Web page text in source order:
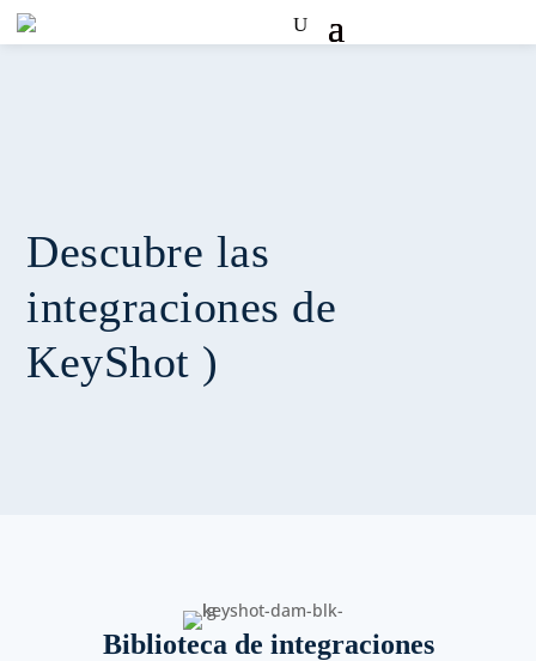
Descubre las
integraciones de
KeyShot )
Biblioteca de integraciones